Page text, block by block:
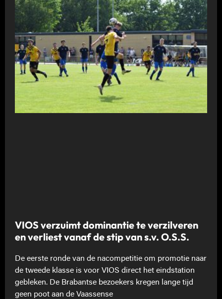
VIOS verzuimt dominantie te verzilveren
en verliest vanaf de stip van s.v. O.S.S.
De eerste ronde van de nacompetitie om promotie naar
de tweede klasse is voor VIOS direct het eindstation
gebleken. De Brabantse bezoekers kregen lange tijd
geen poot aan de Vaassense